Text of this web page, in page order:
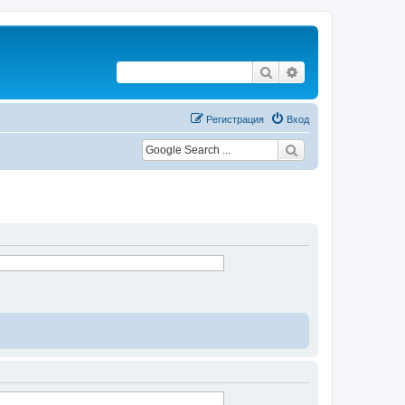
Поиск
Вход
Регистрация